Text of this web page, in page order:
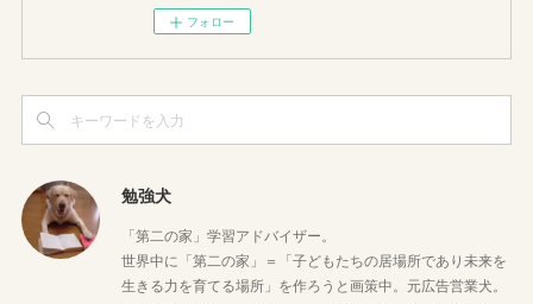
フォロー
勉強犬
「第二の家」学習アドバイザー。
世界中に「第二の家」＝「子どもたちの居場所であり未来を
生きる力を育てる場所」を作ろうと画策中。元広告営業犬。